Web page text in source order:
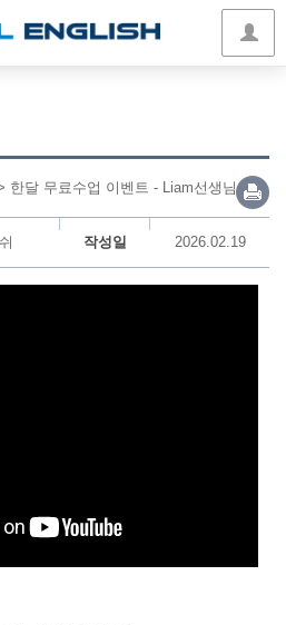
한달 무료수업 이벤트 - Liam선생님
작성일 2026.02.19